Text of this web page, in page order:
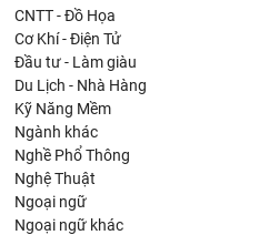
CNTT - Đồ Họa
Cơ Khí - Điện Tử
Đầu tư - Làm giàu
Du Lịch - Nhà Hàng
Kỹ Năng Mềm
Ngành khác
Nghề Phổ Thông
Nghệ Thuật
Ngoại ngữ
Ngoại ngữ khác